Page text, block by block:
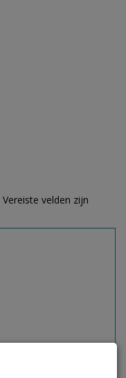
Vereiste velden zijn